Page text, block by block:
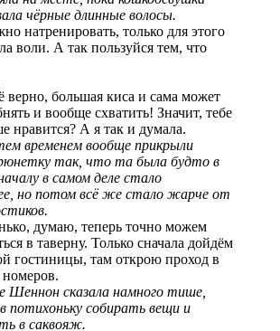
чёрные длинные волосы.
натренировать, только для этого
воли. А так пользуйся тем, что
верно, большая киса и сама может
и вообще схватить! Значит, тебе
нравится? А я так и думала.
временем вообще прикрыли
так, что та была будто в
в самом деле стало
но потом всё же стало жарче от
думаю, теперь точно можем
в таверну. Только сначала дойдём
гостиницы, там открою проход в
Шеннон сказала намного тише,
потихоньку собирать вещи и
в саквояж.